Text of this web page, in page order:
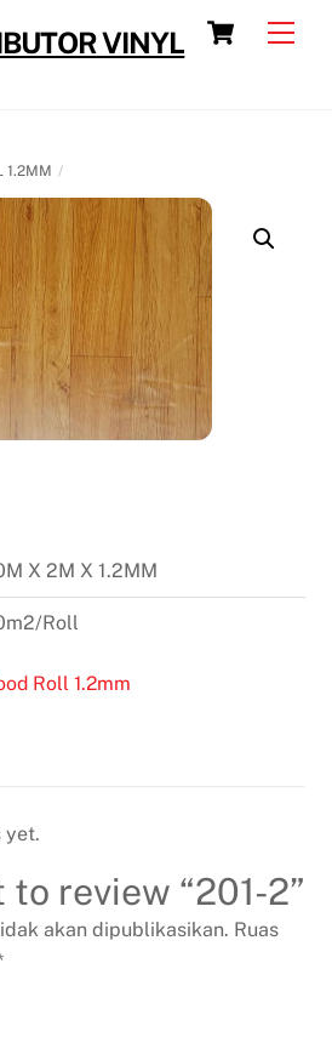
Cart
VINYL
1.2MM
X 2M X 1.2MM
Roll
Roll 1.2mm
yet.
review “201-2”
akan dipublikasikan. Ruas